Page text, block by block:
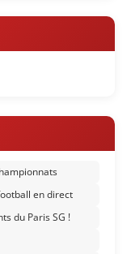
en direct
du Paris SG !